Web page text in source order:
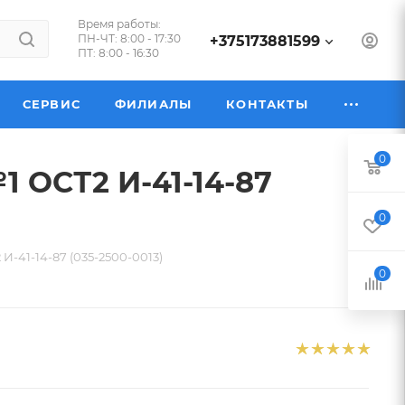
Время работы:
ПН-ЧТ: 8:00 - 17:30
ПТ: 8:00 - 16:30
+375173881599
СЕРВИС ФИЛИАЛЫ КОНТАКТЫ
ОСТ2 И-41-14-87
41-14-87 (035-2500-0013)
0
0
0